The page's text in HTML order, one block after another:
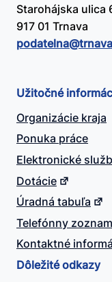
Starohájska ulica
917 01 Trnava
Užitočné
Organizácie kraja
Ponuka práce
Elektronické
Dotácie
Úradná tabuľa
Telefónny zoznam
Kontaktné
Dôležité odkazy